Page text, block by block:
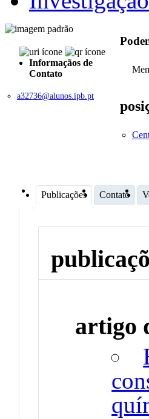
Informaçãos de
Contato
a32736@alunos.ipb.pt
Publicações Contato
artigo